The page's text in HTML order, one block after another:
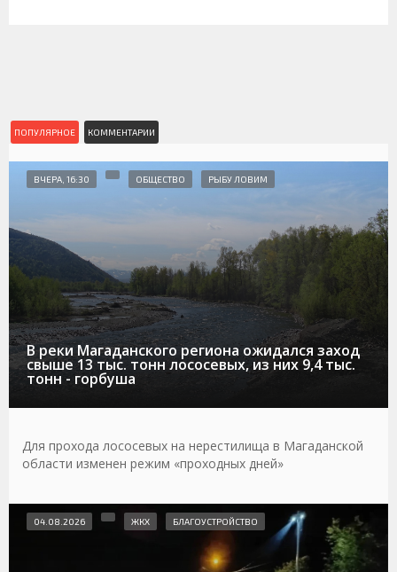
ПОПУЛЯРНОЕ КОММЕНТАРИИ
В реки Магаданского региона ожидался заход
свыше 13 тыс. тонн лососевых, из них 9,4 тыс.
тонн - горбуша
ВЧЕРА, 16:30 ОБЩЕСТВО РЫБУ ЛОВИМ
Для прохода лососевых на нерестилища в Магаданской
области изменен режим «проходных дней»
04.08.2026 ЖКХ БЛАГОУСТРОЙСТВО